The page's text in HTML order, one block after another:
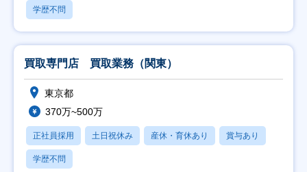
学歴不問
買取専門店 買取業務（関東）
東京都
370万~500万
正社員採用 土日祝休み 産休・育休あり 賞与あり
学歴不問